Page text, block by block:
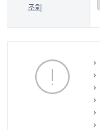
조회